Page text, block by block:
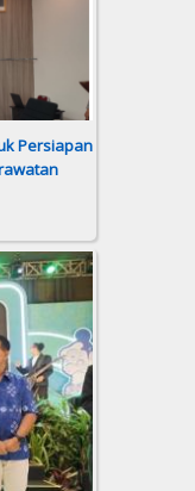
Persiapan